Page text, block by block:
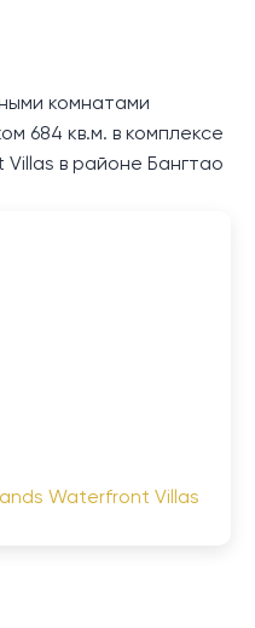
комнатами
684 кв.м. в комплексе
в районе Бангтао
Waterfront Villas